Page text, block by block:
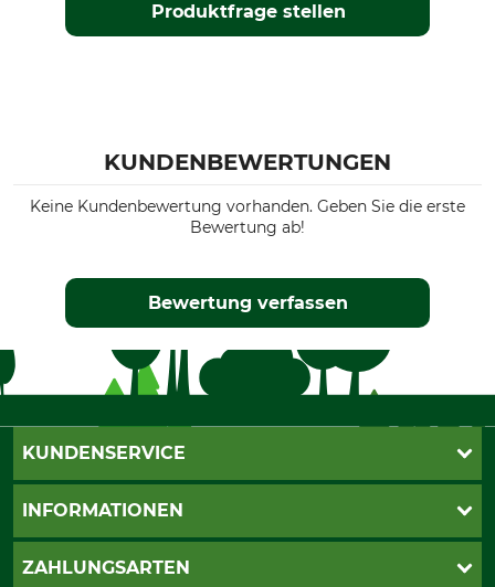
Produktfrage stellen
KUNDENBEWERTUNGEN
Keine Kundenbewertung vorhanden. Geben Sie die erste
Bewertung ab!
Bewertung verfassen
KUNDENSERVICE
Live-Shopping
INFORMATIONEN
AGB
ZAHLUNGSARTEN